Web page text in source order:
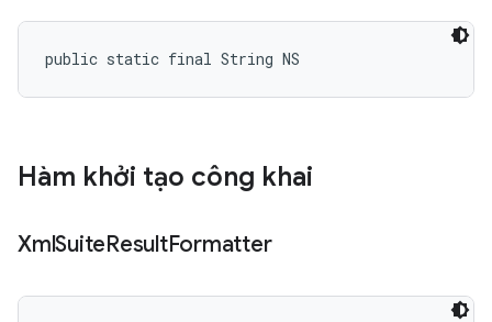
public static final String NS
Hàm khởi tạo công khai
XmlSuiteResultFormatter